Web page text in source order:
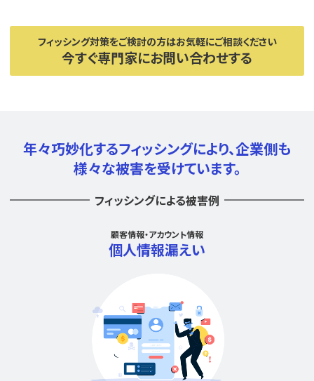
フィッシング対策をご検討の方はお気軽にご相談ください
今すぐ専門家にお問い合わせする
年々巧妙化するフィッシングにより、企業側も
様々な被害を受けています。
フィッシングによる被害例
顧客情報・アカウント情報
個人情報漏えい